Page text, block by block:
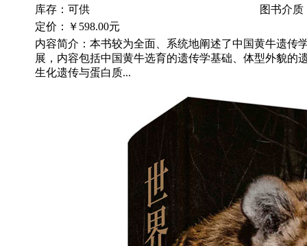
库存：可供
图书介质
定价：
￥598.00元
内容简介：本书较为全面、系统地阐述了中国黄牛遗传
展，内容包括中国黄牛选育的遗传学基础、体型外貌的
生化遗传与蛋白质...